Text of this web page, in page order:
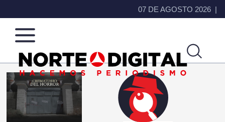
07 DE AGOSTO 2026
Norte
de
Ciudad
Más
que
noticias,